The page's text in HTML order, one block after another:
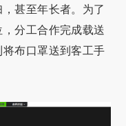
甚至年长者。为了
分工合作完成载送
布口罩送到客工手